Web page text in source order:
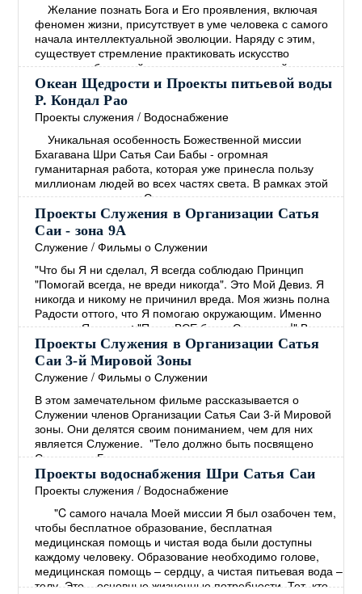
Желание познать Бога и Его проявления, включая
феномен жизни, присутствует в уме человека с самого
начала интеллектуальной эволюции. Наряду с этим,
существует стремление практиковать искусство
излечения болезней и различных повреждений
человеческой формы. Эти два желания идут рука об
руку. Веды, которые представляют собой самый древний
документ Духовности, изобилуют примерами как мыслей
о Боге, так и мыслей о врачебном искусстве.
Океан Щедрости и Проекты питьевой воды
Р. Кондал Рао
Проекты служения / Водоснабжение
Уникальная особенность Божественной миссии
Бхагавана Шри Сатья Саи Бабы - огромная
гуманитарная работа, которая уже принесла пользу
миллионам людей во всех частях света. В рамках этой
миссии в интересах Служения человечеству
Центральным трастом Шри Сатья Саи под Милостивым
Руководством Бхагавана были открыты образовательные
и медицинские учреждения. В дополнение к этому
Бхагаван решил обеспечить людей чистой питьевой
водой, жизненно важной→
Проекты Служения в Организации Сатья
Саи - зона 9А
Служение /Фильмы о Служении
"Что бы Я ни сделал, Я всегда соблюдаю Принцип
"Помогай всегда, не вреди никогда". Это Мой Девиз. Я
никогда и никому не причинил вреда. Моя жизнь полна
Радости оттого, что Я помогаю окружающим. Именно
поэтому Я говорю: "Пусть ВСЕ будут Счастливы!" Все
должны быть Здоровы, Счастливы и полны Радости."
Сатья Саи Баба Божественная Беседа, 20 октября 2002
Молодёжь зоны 9А активно вовлечена в проекты
Служения, такие как: устранение последствий
Проекты Служения в Организации Сатья
Саи 3-й Мировой Зоны
Служение /Фильмы о Служении
В этом замечательном фильме рассказывается о
Служении членов Организации Сатья Саи 3-й Мировой
зоны. Они делятся своим пониманием, чем для них
является Служение. "Тело должно быть посвящено
Служению. Божественность живущая в вас, также есть в
каждом. Лучший Путь к Богу - это Любить ВСЕХ и
Служить ВСЕМ! Если вы по настоящему хотите
распространять Послание Мира, тогда сначала
взрастите Покой в себе. Откуда вы можете черпать этот
Покой? Только из→
Проекты водоснабжения Шри Сатья Саи
Проекты служения / Водоснабжение
"C самого начала Моей миссии Я был озабочен тем,
чтобы бесплатное образование, бесплатная
медицинская помощь и чистая вода были доступны
каждому человеку. Образование необходимо голове,
медицинская помощь – сердцу, а чистая питьевая вода –
телу. Это – основные жизненные потребности. Тот, кто